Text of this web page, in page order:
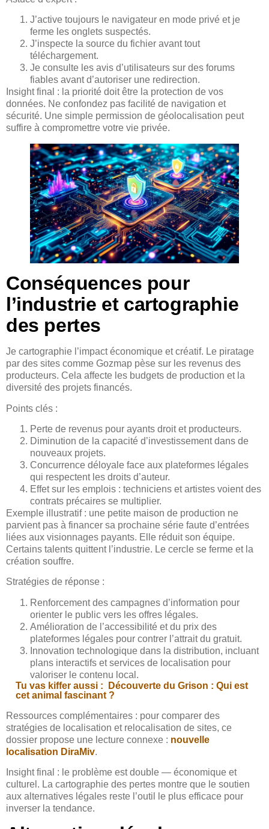
J’active toujours le navigateur en mode privé et je
ferme les onglets suspectés.
J’inspecte la source du fichier avant tout
téléchargement.
Je consulte les avis d’utilisateurs sur des forums
fiables avant d’autoriser une redirection.
Insight final : la priorité doit être la protection de vos
données. Ne confondez pas facilité de navigation et
sécurité. Une simple permission de géolocalisation peut
suffire à compromettre votre vie privée.
Conséquences pour
l’industrie et cartographie
des pertes
Je cartographie l’impact économique et créatif. Le piratage
par des sites comme Gozmap pèse sur les revenus des
producteurs. Cela affecte les budgets de production et la
diversité des projets financés.
Points clés :
Perte de revenus pour ayants droit et producteurs.
Diminution de la capacité d’investissement dans de
nouveaux projets.
Concurrence déloyale face aux plateformes légales
qui respectent les droits d’auteur.
Effet sur les emplois : techniciens et artistes voient des
contrats précaires se multiplier.
Exemple illustratif : une petite maison de production ne
parvient pas à financer sa prochaine série faute d’entrées
liées aux visionnages payants. Elle réduit son équipe.
Certains talents quittent l’industrie. Le cercle se ferme et la
création souffre.
Stratégies de réponse :
Renforcement des campagnes d’information pour
orienter le public vers les offres légales.
Amélioration de l’accessibilité et du prix des
plateformes légales pour contrer l’attrait du gratuit.
Innovation technologique dans la distribution, incluant
plans interactifs et services de localisation pour
valoriser le contenu local.
Tu vas kiffer aussi :
Découverte du Grison : Qui est
cet animal fascinant ?
Ressources complémentaires : pour comparer des
stratégies de localisation et relocalisation de sites, ce
dossier propose une lecture connexe : nouvelle
localisation DiraMiv.
Insight final : le problème est double — économique et
culturel. La cartographie des pertes montre que le soutien
aux alternatives légales reste l’outil le plus efficace pour
inverser la tendance.